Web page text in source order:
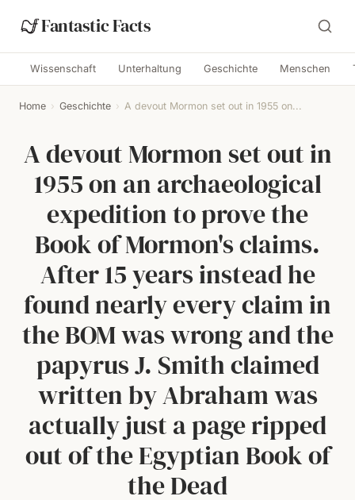
Fantastic Facts
Wissenschaft Unterhaltung Geschichte Menschen
Home › Geschichte › A devout Mormon set out in 1955 on...
A devout Mormon set out in
1955 on an archaeological
expedition to prove the
Book of Mormon's claims.
After 15 years instead he
found nearly every claim in
the BOM was wrong and the
papyrus J. Smith claimed
written by Abraham was
actually just a page ripped
out of the Egyptian Book of
the Dead